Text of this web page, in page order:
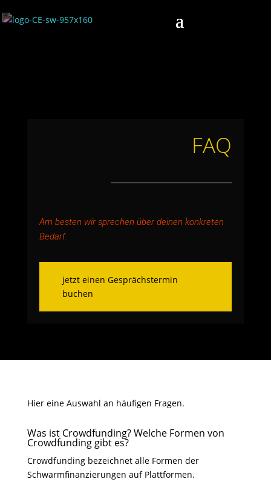
FAQ
Am besten wir sprechen über deinen konkreten
Bedarf.
jetzt einen Gesprächstermin
buchen
Hier eine Auswahl an häufigen Fragen.
Was ist Crowdfunding? Welche Formen von
Crowdfunding gibt es?
Crowdfunding bezeichnet alle Formen der
Schwarmfinanzierungen auf Plattformen.